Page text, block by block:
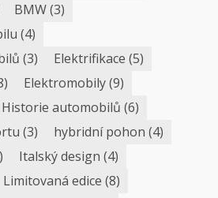
BMW(3)
(4)
(3) Elektrifikace (5)
Elektromobily(9)
Historie automobilů (6)
(3) hybridní pohon (4)
Italský design (4)
Limitovaná edice (8)